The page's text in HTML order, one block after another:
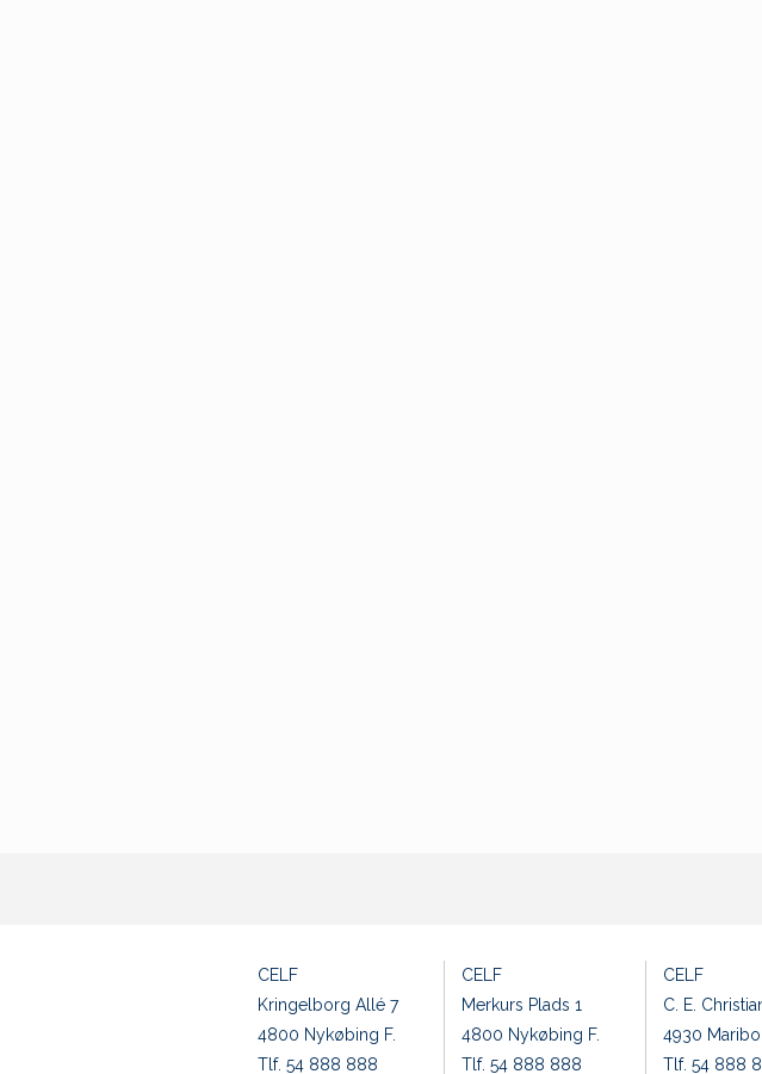
CELF
Kringelborg Allé 7
4800 Nykøbing F.
Tlf. 54 888 888
CELF
Merkurs Plads 1
4800 Nykøbing F.
Tlf. 54 888 888
CELF
C. E.
4930 Maribo
Tlf. 54 888